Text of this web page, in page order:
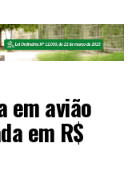
em avião
em R$